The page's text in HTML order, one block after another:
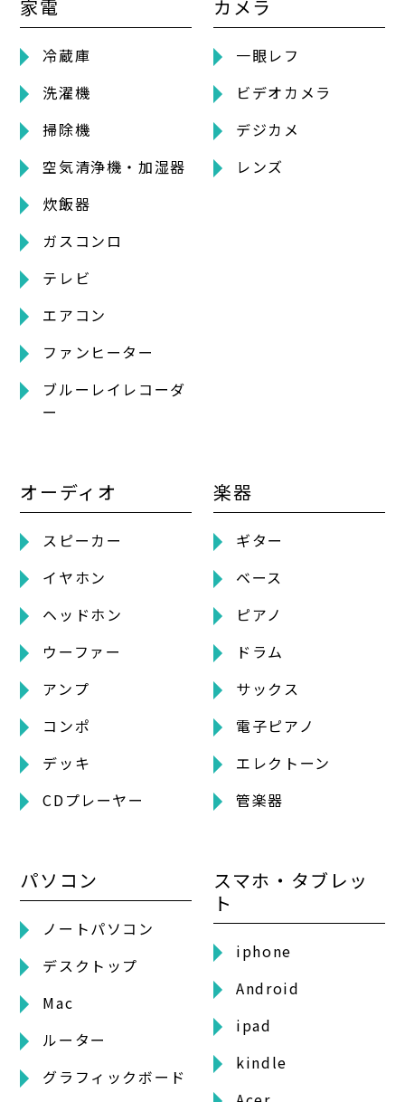
家電
冷蔵庫
洗濯機
掃除機
空気清浄機・加湿器
炊飯器
ガスコンロ
テレビ
エアコン
ファンヒーター
ブルーレイレコーダ
ー
カメラ
一眼レフ
ビデオカメラ
デジカメ
レンズ
オーディオ
スピーカー
イヤホン
ヘッドホン
ウーファー
アンプ
コンポ
デッキ
CDプレーヤー
楽器
ギター
ベース
ピアノ
ドラム
サックス
電子ピアノ
エレクトーン
管楽器
パソコン
ノートパソコン
デスクトップ
Mac
ルーター
グラフィックボード
スマホ・タブレッ
ト
iphone
Android
ipad
kindle